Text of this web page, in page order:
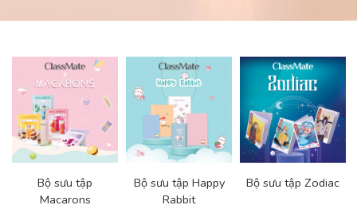
Bộ sưu tập
Macarons
Bộ sưu tập Happy
Rabbit
Bộ sưu tập Zodiac